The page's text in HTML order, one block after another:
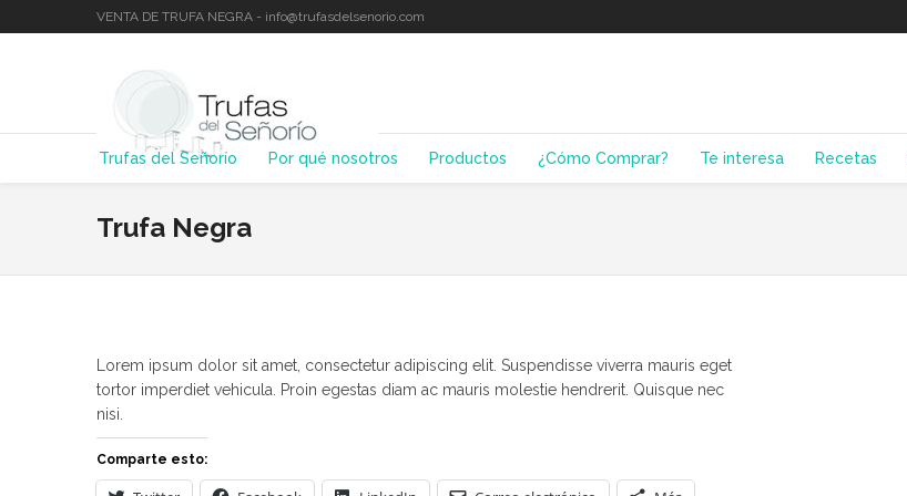
VENTA DE TRUFA NEGRA - info@trufasdelsenorio.com
Trufas del Señorío Por qué nosotros Productos ¿Cómo Comprar? Te interesa Recetas
Trufa Negra
Lorem ipsum dolor sit amet, consectetur adipiscing elit. Suspendisse viverra mauris eget
tortor imperdiet vehicula. Proin egestas diam ac mauris molestie hendrerit. Quisque nec
nisi.
Comparte esto: